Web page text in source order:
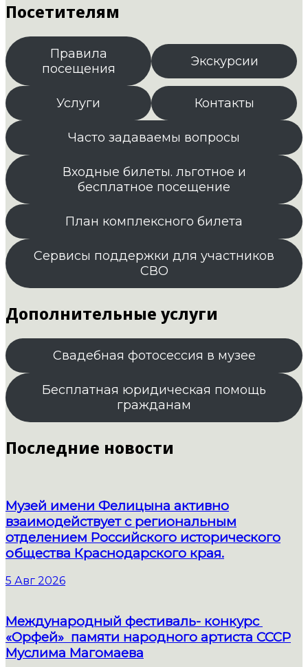
Посетителям
Правила
посещения
Экскурсии
Услуги Контакты
Часто задаваемы вопросы
Входные билеты. льготное и
бесплатное посещение
План комплексного билета
Сервисы поддержки для участников
СВО
Дополнительные услуги
Свадебная фотосессия в музее
Бесплатная юридическая помощь
гражданам
Последние новости
Музей имени Фелицына активно
взаимодействует с региональным
отделением Российского исторического
общества Краснодарского края.
5 Авг 2026
Международный фестиваль- конкурс
«Орфей» памяти народного артиста СССР
Муслима Магомаева